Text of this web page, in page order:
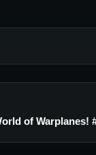
of Warplanes!